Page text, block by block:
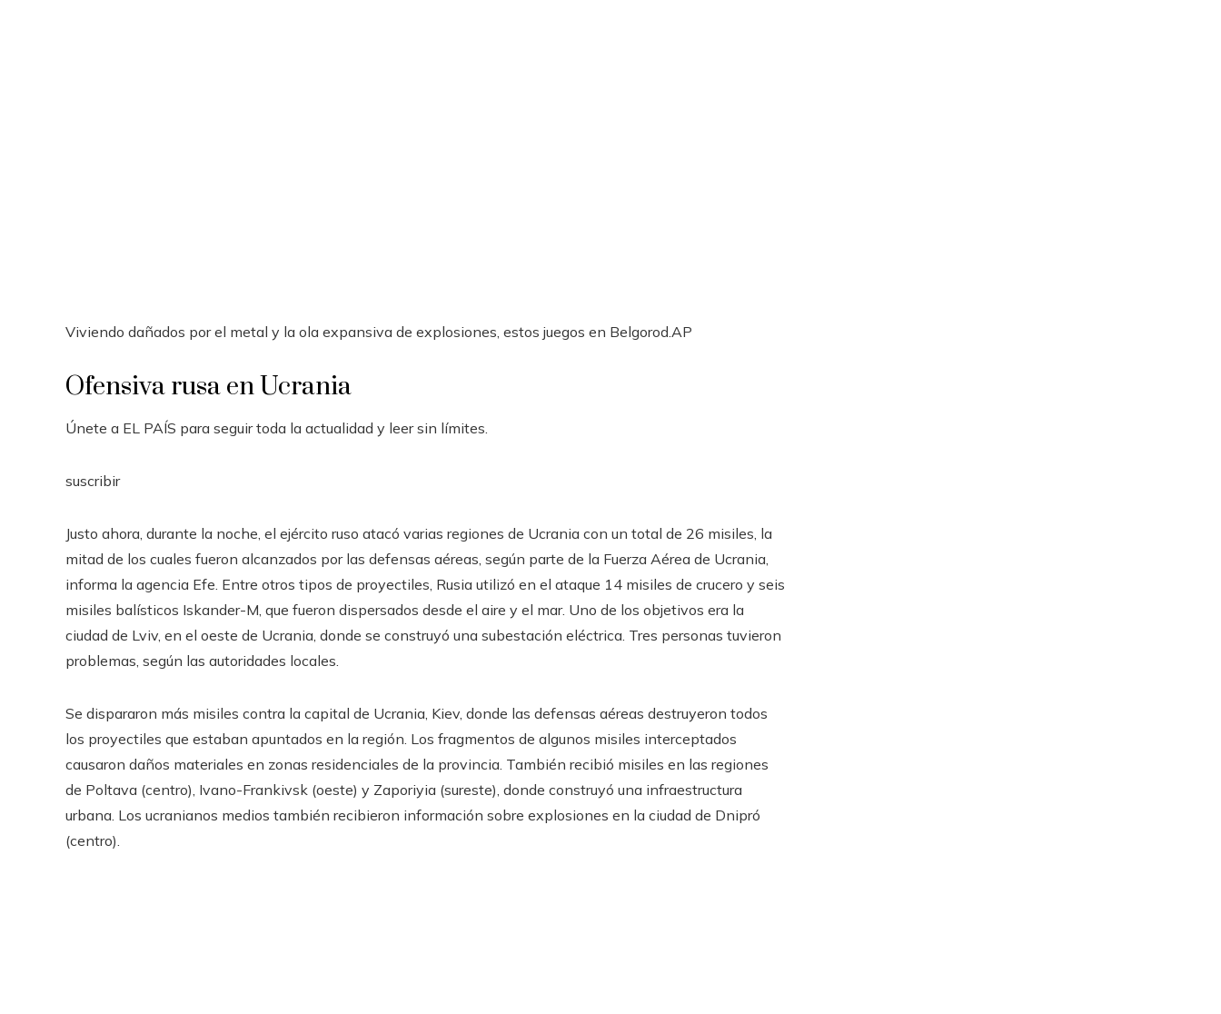
Viviendo dañados por el metal y la ola expansiva de explosiones, estos juegos en Belgorod. AP
Ofensiva rusa en Ucrania
Únete a EL PAÍS para seguir toda la actualidad y leer sin límites.
suscribir
Justo ahora, durante la noche, el ejército ruso atacó varias regiones de Ucrania con un total de 26 misiles, la
mitad de los cuales fueron alcanzados por las defensas aéreas, según parte de la Fuerza Aérea de Ucrania,
informa la agencia Efe. Entre otros tipos de proyectiles, Rusia utilizó en el ataque 14 misiles de crucero y seis
misiles balísticos Iskander-M, que fueron dispersados ​​desde el aire y el mar. Uno de los objetivos era la
ciudad de Lviv, en el oeste de Ucrania, donde se construyó una subestación eléctrica. Tres personas tuvieron
problemas, según las autoridades locales.
Se dispararon más misiles contra la capital de Ucrania, Kiev, donde las defensas aéreas destruyeron todos
los proyectiles que estaban apuntados en la región. Los fragmentos de algunos misiles interceptados
causaron daños materiales en zonas residenciales de la provincia. También recibió misiles en las regiones
de Poltava (centro), Ivano-Frankivsk (oeste) y Zaporiyia (sureste), donde construyó una infraestructura
urbana. Los ucranianos medios también recibieron información sobre explosiones en la ciudad de Dnipró
(centro).